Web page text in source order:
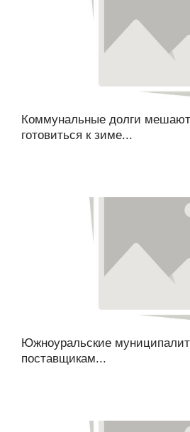
Коммунальные долги
готовиться к зиме...
Южноуральские
поставщикам...